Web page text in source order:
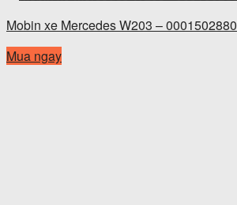
Mobin xe Mercedes W203 – 0001502880
Mua ngay